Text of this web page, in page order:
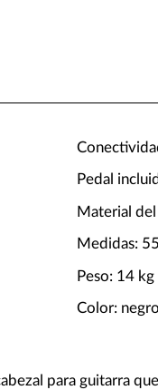
Pedal
Material del
Medidas:
Peso: 14 kg
Color: negro
para guitarra